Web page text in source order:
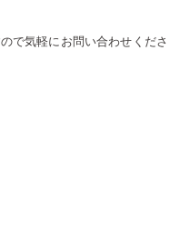
で気軽にお問い合わせくださ